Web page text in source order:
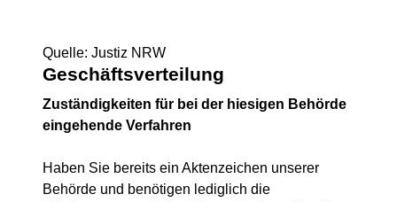
Quelle: Justiz NRW
Geschäftsverteilung
Zuständigkeiten für bei der hiesigen Behörde
eingehende Verfahren
Haben Sie bereits ein Aktenzeichen unserer
Behörde und benötigen lediglich die